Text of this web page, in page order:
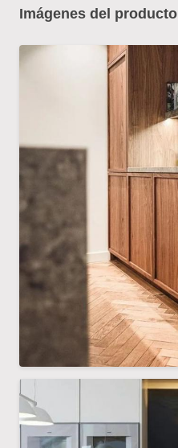
Imágenes del producto